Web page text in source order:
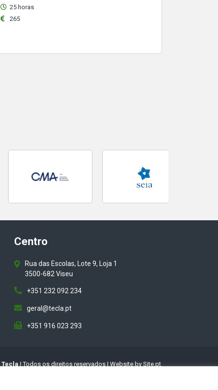
25 horas
265
Centro
Rua das Escolas, Lote 9, Loja 1
3500-682 Viseu
+351 232 092 234
geral@tecla.pt
+351 916 023 293
Tecla | Todos os direitos reservados | Website by Site.pt